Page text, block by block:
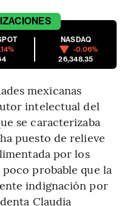
NASDAQ
-0.06%
26,348.35
mexicanas
intelectual del
se caracterizaba
puesto de relieve
por los
probable que la
indignación por
Claudia